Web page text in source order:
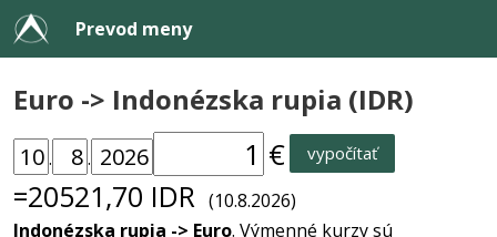
Prevod meny
Euro -> Indonézska rupia (IDR)
. . € vypočítať
=20521,70 IDR (10.8.2026)
Indonézska rupia -> Euro. Výmenné kurzy sú